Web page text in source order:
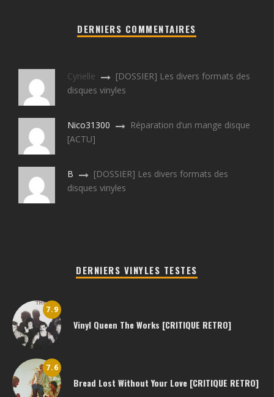
DERNIERS COMMENTAIRES
Cyrielle
[DOSSIER] Les divers formats des
disques vinyles
Nico31300
Réparation d’un mange disque
[ACTU]
B
[DOSSIER] Les divers formats des
disques vinyles
DERNIERS VINYLES TESTES
7.9
Vinyl Queen The Works [CRITIQUE RETRO]
7.6
Bread Lost Without Your Love [CRITIQUE RETRO]